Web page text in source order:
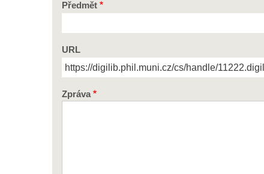
Předmět
URL
Zpráva